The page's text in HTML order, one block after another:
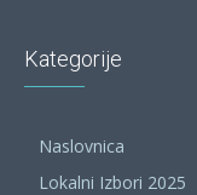
Kategorije
Naslovnica
Lokalni Izbori 2025